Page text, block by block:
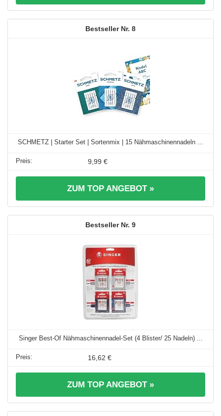
8
SCHMETZ | Starter Set | Sortenmix | 15 Nähmaschinennadeln ...
9,99 €
ZUM TOP ANGEBOT »
9
Singer Best-Of Nähmaschinennadel-Set (4 Blister/ 25 Nadeln) ...
16,62 €
ZUM TOP ANGEBOT »